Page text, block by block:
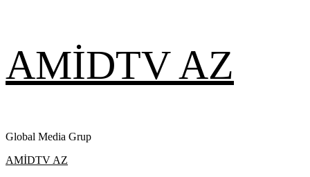
content
AMİDTV AZ
Global Media Grup
Primary
AMİDTV AZ